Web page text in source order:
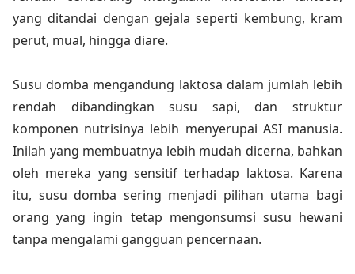
yang ditandai dengan gejala seperti kembung, kram
perut, mual, hingga diare.
Susu domba mengandung laktosa dalam jumlah lebih
rendah dibandingkan susu sapi, dan struktur
komponen nutrisinya lebih menyerupai ASI manusia.
Inilah yang membuatnya lebih mudah dicerna, bahkan
oleh mereka yang sensitif terhadap laktosa. Karena
itu, susu domba sering menjadi pilihan utama bagi
orang yang ingin tetap mengonsumsi susu hewani
tanpa mengalami gangguan pencernaan.